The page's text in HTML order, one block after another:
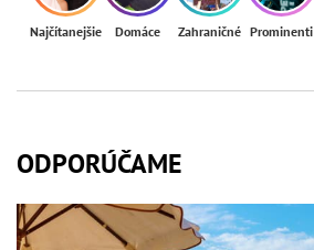
Najčítanejšie Domáce Zahraničné Prominenti
ODPORÚČAME